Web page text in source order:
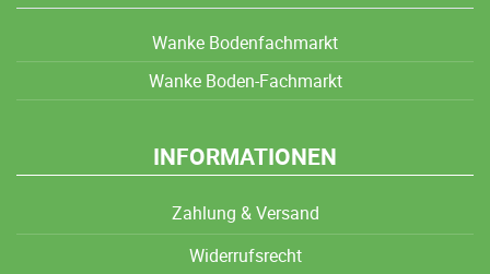
Wanke Bodenfachmarkt
Wanke Boden-Fachmarkt
INFORMATIONEN
Zahlung & Versand
Widerrufsrecht